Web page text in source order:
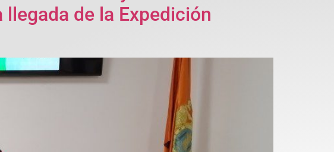
de la Expedición